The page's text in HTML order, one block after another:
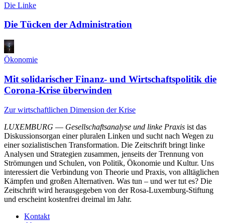
Die Linke
Die Tücken der Administration
Ökonomie
Mit solidarischer Finanz- und Wirtschaftspolitik die
Corona-Krise überwinden
Zur wirtschaftlichen Dimension der Krise
LUXEMBURG — Gesellschaftsanalyse und linke Praxis ist das
Diskussionsorgan einer pluralen Linken und sucht nach Wegen zu
einer sozialistischen Transformation. Die Zeitschrift bringt linke
Analysen und Strategien zusammen, jenseits der Trennung von
Strömungen und Schulen, von Politik, Ökonomie und Kultur. Uns
interessiert die Verbindung von Theorie und Praxis, von alltäglichen
Kämpfen und großen Alternativen. Was tun – und wer tut es? Die
Zeitschrift wird herausgegeben von der Rosa-Luxemburg-Stiftung
und erscheint kostenfrei dreimal im Jahr.
Kontakt